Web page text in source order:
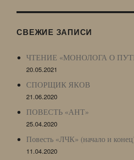
LJ
СВЕЖИЕ ЗАПИСИ
ЧТЕНИЕ «МОНОЛОГА О
20.05.2021
СПОРЩИК ЯКОВ
21.06.2020
ПОВЕСТЬ «АНТ»
25.04.2020
Повесть «ЛЧК» (начало и
11.04.2020